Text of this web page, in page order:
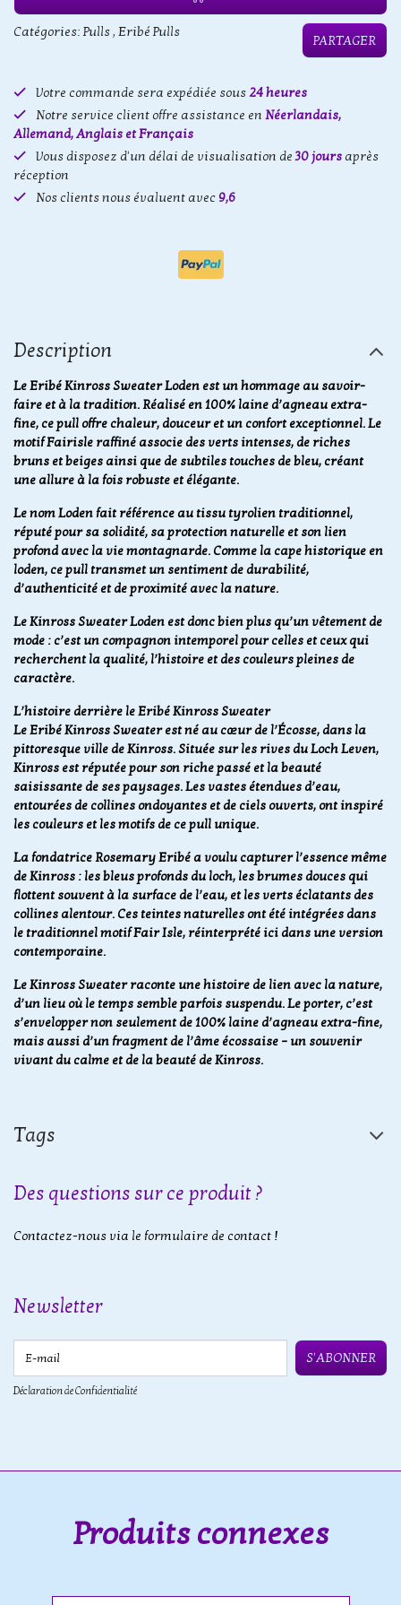
Catégories: Pulls, Eribé Pulls
PARTAGER
Votre commande sera expédiée sous24 heures
Notre service client offre assistance en Néerlandais,
Allemand, Anglais et Français
Vous disposez d'un délai de visualisation de30 jours après
réception
Nos clients nous évaluent avec 9,6
Description
Le Eribé Kinross Sweater Loden est un hommage au savoir-
faire et à la tradition. Réalisé en 100% laine d’agneau extra-
fine, ce pull offre chaleur, douceur et un confort exceptionnel. Le
motif Fairisle raffiné associe des verts intenses, de riches
bruns et beiges ainsi que de subtiles touches de bleu, créant
une allure à la fois robuste et élégante.
Le nom Loden fait référence au tissu tyrolien traditionnel,
réputé pour sa solidité, sa protection naturelle et son lien
profond avec la vie montagnarde. Comme la cape historique en
loden, ce pull transmet un sentiment de durabilité,
d’authenticité et de proximité avec la nature.
Le Kinross Sweater Loden est donc bien plus qu’un vêtement de
mode : c’est un compagnon intemporel pour celles et ceux qui
recherchent la qualité, l’histoire et des couleurs pleines de
caractère.
L’histoire derrière le Eribé Kinross Sweater
Le Eribé Kinross Sweater est né au cœur de l’Écosse, dans la
pittoresque ville de Kinross. Située sur les rives du Loch Leven,
Kinross est réputée pour son riche passé et la beauté
saisissante de ses paysages. Les vastes étendues d’eau,
entourées de collines ondoyantes et de ciels ouverts, ont inspiré
les couleurs et les motifs de ce pull unique.
La fondatrice Rosemary Eribé a voulu capturer l’essence même
de Kinross : les bleus profonds du loch, les brumes douces qui
flottent souvent à la surface de l’eau, et les verts éclatants des
collines alentour. Ces teintes naturelles ont été intégrées dans
le traditionnel motif Fair Isle, réinterprété ici dans une version
contemporaine.
Le Kinross Sweater raconte une histoire de lien avec la nature,
d’un lieu où le temps semble parfois suspendu. Le porter, c’est
s’envelopper non seulement de 100% laine d’agneau extra-fine,
mais aussi d’un fragment de l’âme écossaise – un souvenir
vivant du calme et de la beauté de Kinross.
Tags
Des questions sur ce produit ?
Contactez-nous via le formulaire de contact !
Newsletter
S'ABONNER
Déclaration de Confidentialité
Produits connexes